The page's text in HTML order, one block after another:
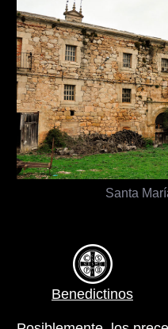
Santa
Benedictinos